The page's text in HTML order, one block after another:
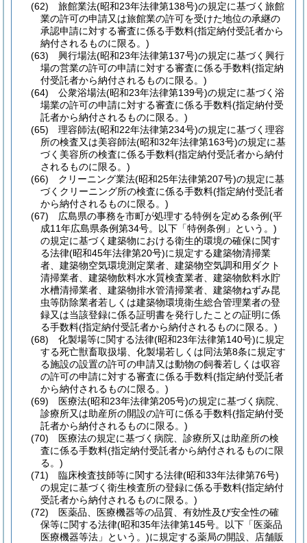
(62)
旅館業法(昭和23年法律第138号)の規定に基づく旅館
業の許可の申請又は旅館業の許可を受けた地位の承継の
承認申請に対する審査に係る手数料(指定納付受託者から
納付されるものに限る。)
(63)
興行場法(昭和23年法律第137号)の規定に基づく興行
場の営業の許可の申請に対する審査に係る手数料(指定納
付受託者から納付されるものに限る。)
(64)
公衆浴場法(昭和23年法律第139号)の規定に基づく浴
場業の許可の申請に対する審査に係る手数料(指定納付受
託者から納付されるものに限る。)
(65)
理容師法(昭和22年法律第234号)の規定に基づく理容
所の検査又は美容師法(昭和32年法律第163号)の規定に基
づく美容所の検査に係る手数料(指定納付受託者から納付
されるものに限る。)
(66)
クリーニング業法(昭和25年法律第207号)の規定に基
づくクリーニング所の検査に係る手数料(指定納付受託者
から納付されるものに限る。)
(67)
広島県の事務を市町が処理する特例を定める条例(平
成11年広島県条例第34号。以下「特例条例」という。)
の規定に基づく建築物における衛生的環境の確保に関す
る法律(昭和45年法律第20号)に規定する建築物清掃業
者、建築物空気環境測定業者、建築物空気調和用ダクト
清掃業者、建築物飲料水水質検査業者、建築物飲料水貯
水槽清掃業者、建築物排水管清掃業者、建築物ねずみ昆
虫等防除業者若しくは建築物環境衛生総合管理業者の登
録又は当該登録に係る証明書を発行したことの証明に係
る手数料(指定納付受託者から納付されるものに限る。)
(68)
化製場等に関する法律(昭和23年法律第140号)に規定
する死亡獣畜取扱場、化製場若しくは同法第8条に規定す
る施設の設置の許可の申請又は動物の飼養若しくは収容
の許可の申請に対する審査に係る手数料(指定納付受託者
から納付されるものに限る。)
(69)
医療法(昭和23年法律第205号)の規定に基づく病院、
診療所又は助産所の開設の許可に係る手数料(指定納付受
託者から納付されるものに限る。)
(70)
医療法の規定に基づく病院、診療所又は助産所の検
査に係る手数料(指定納付受託者から納付されるものに限
る。)
(71)
臨床検査技師等に関する法律(昭和33年法律第76号)
の規定に基づく衛生検査所の登録に係る手数料(指定納付
受託者から納付されるものに限る。)
(72)
医薬品、医療機器等の品質、有効性及び安全性の確
保等に関する法律(昭和35年法律第145号。以下「医薬品
医療機器等法」という。)に規定する薬局の開設、店舗販